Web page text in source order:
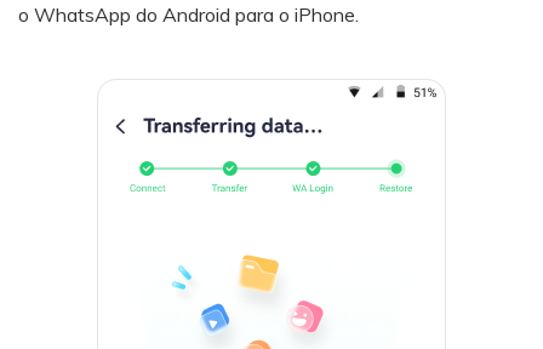
o WhatsApp do Android para o iPhone.